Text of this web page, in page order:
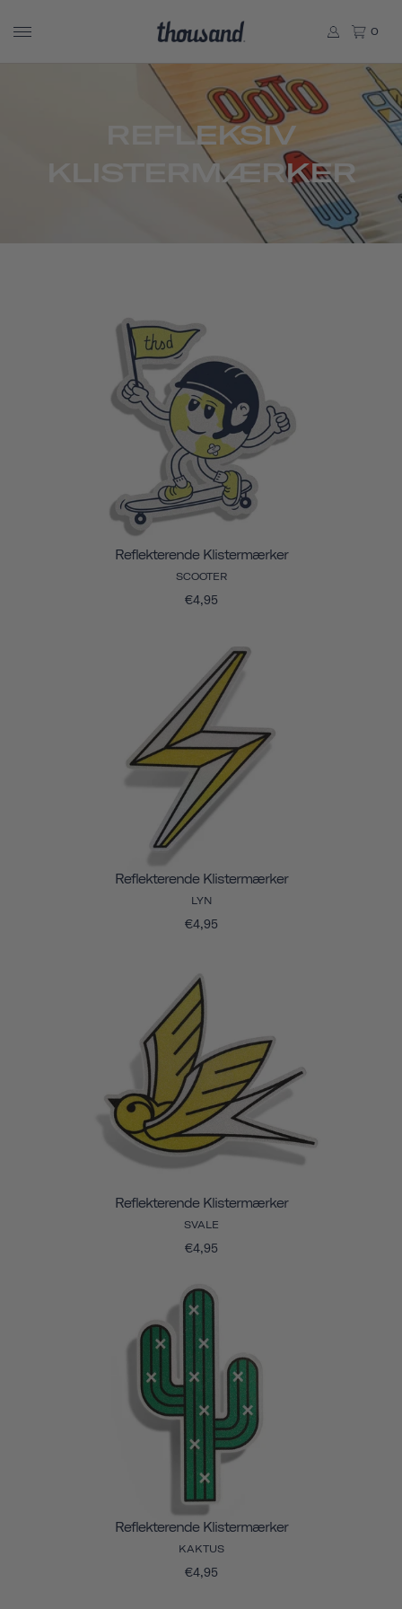
0
REFLEKSIV
KLISTERMÆRKER
Reflekterende Klistermærker
SCOOTER
€4,95
Reflekterende Klistermærker
LYN
€4,95
Reflekterende Klistermærker
SVALE
€4,95
Reflekterende Klistermærker
KAKTUS
€4,95